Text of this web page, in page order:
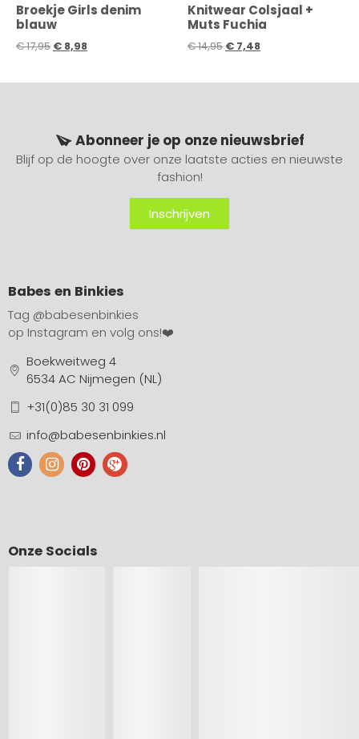
Broekje Girls denim
blauw
€17,95 € 8,98
Knitwear Colsjaal +
Muts Fuchia
€14,95 € 7,48
Abonneer je op onze nieuwsbrief
Blijf op de hoogte over onze laatste acties en nieuwste
fashion!
Inschrijven
Babes en Binkies
Tag @babesenbinkies
op Instagram en volg ons!❤️
Boekweitweg 4
6534 AC Nijmegen (NL)
+31(0)85 30 31 099
info@babesenbinkies.nl
Onze Socials